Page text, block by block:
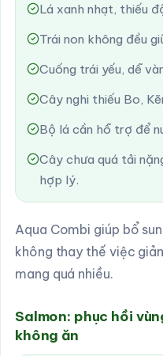
Lá xanh nhạt, thiếu
Trái non không đều
Cuống trái yếu, dễ
Cây nghi thiếu Bo,
Bộ lá cần hỗ trợ để
Cây chưa quá tải
hợp lý.
Aqua Combi giúp bổ
không thay thế việc
mang quá nhiều.
Salmon: phục hồi
không ăn